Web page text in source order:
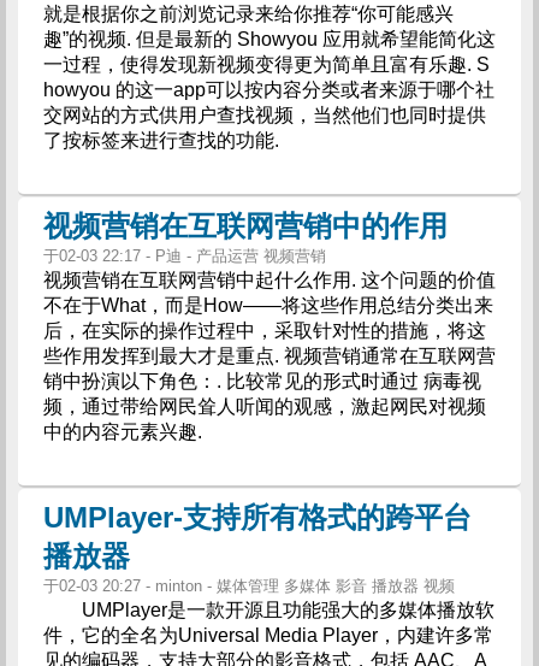
就是根据你之前浏览记录来给你推荐“你可能感兴
趣”的视频. 但是最新的 Showyou 应用就希望能简化这
一过程，使得发现新视频变得更为简单且富有乐趣. S
howyou 的这一app可以按内容分类或者来源于哪个社
交网站的方式供用户查找视频，当然他们也同时提供
了按标签来进行查找的功能.
视频营销在互联网营销中的作用
于02-03 22:17 - P迪 - 产品运营 视频营销
视频营销在互联网营销中起什么作用. 这个问题的价值
不在于What，而是How——将这些作用总结分类出来
后，在实际的操作过程中，采取针对性的措施，将这
些作用发挥到最大才是重点. 视频营销通常在互联网营
销中扮演以下角色：. 比较常见的形式时通过 病毒视
频，通过带给网民耸人听闻的观感，激起网民对视频
中的内容元素兴趣.
UMPlayer-支持所有格式的跨平台
播放器
于02-03 20:27 - minton - 媒体管理 多媒体 影音 播放器 视频
UMPlayer是一款开源且功能强大的多媒体播放软
件，它的全名为Universal Media Player，内建许多常
见的编码器，支持大部分的影音格式，包括 AAC、A